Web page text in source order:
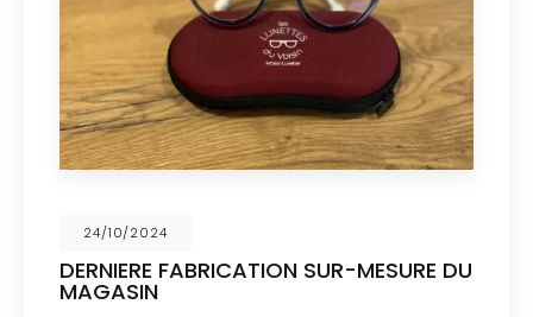
24/10/2024
DERNIERE FABRICATION SUR-MESURE DU
MAGASIN